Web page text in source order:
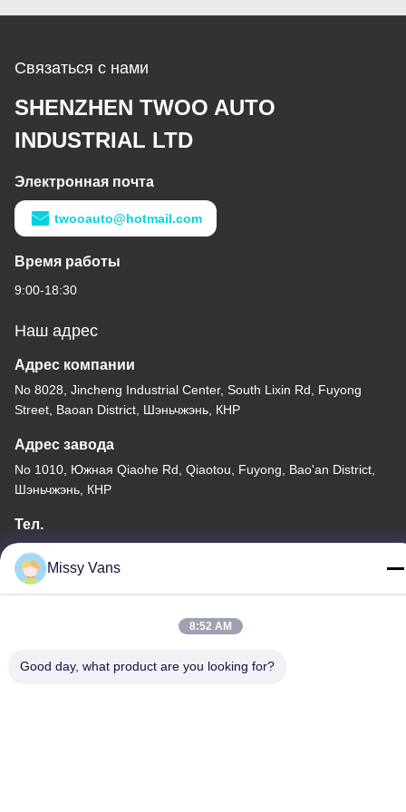
Связаться с нами
SHENZHEN TWOO AUTO
INDUSTRIAL LTD
Электронная почта
twooauto@hotmail.com
Время работы
9:00-18:30
Наш адрес
Адрес компании
No 8028, Jincheng Industrial Center, South Lixin Rd, Fuyong
Street, Baoan District, Шэньчжэнь, КНР
Адрес завода
No 1010, Южная Qiaohe Rd, Qiaotou, Fuyong, Bao'an District,
Шэньчжэнь, КНР
Тел.
Missy Vans
8:52 AM
Good day, what product are you looking for?